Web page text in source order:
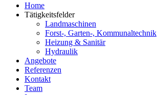
Home
Tätigkeitsfelder
Landmaschinen
Forst-, Garten-, Kommunaltechnik
Heizung & Sanitär
Hydraulik
Angebote
Referenzen
Kontakt
Team